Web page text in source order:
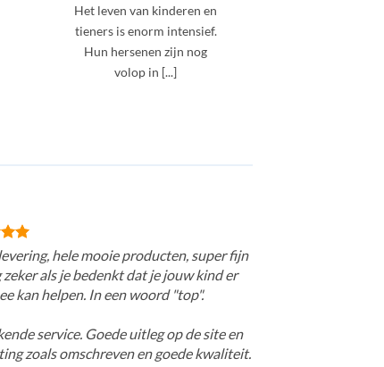
Het leven van kinderen en
tieners is enorm intensief.
Hun hersenen zijn nog
volop in [...]
hele mooie producten, super fijn
zeker als je bedenkt dat je jouw kind er
kan helpen. In een woord "top".
service. Goede uitleg op de site en
zoals omschreven en goede kwaliteit.